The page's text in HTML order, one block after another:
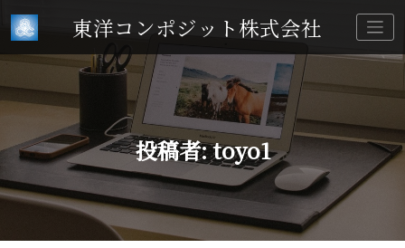
ン
ッ
東洋コンポジット株式会社
投稿者:toyo1